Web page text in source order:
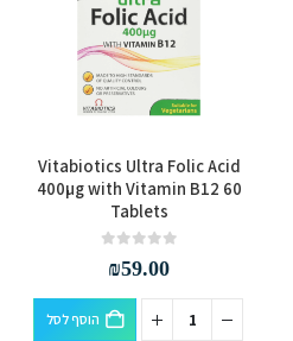
Vitabiotics Ultra Folic Acid
400µg with Vitamin B12 60
Tablets
₪59.00
הוסף לסל